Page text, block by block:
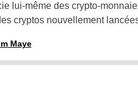
lui-même des crypto-
cryptos nouvellement
Maye